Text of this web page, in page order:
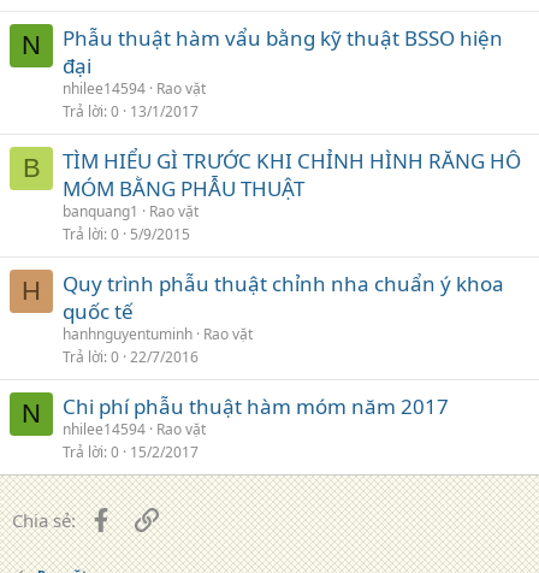
N
Phẫu thuật hàm vẩu bằng kỹ thuật BSSO hiện
đại
nhilee14594 Rao vặt
Trả lời 0 13/1/2017
B
TÌM HIỂU GÌ TRƯỚC KHI CHỈNH HÌNH RĂNG HÔ
MÓM BẰNG PHẪU THUẬT
banquang1
Rao vặt
Trả lời 0 5/9/2015
H
Quy trình phẫu thuật chỉnh nha chuẩn ý khoa
quốc tế
hanhnguyentuminh Rao vặt
Trả lời 0 22/7/2016
N Chi phí phẫu thuật hàm móm năm 2017
nhilee14594 Rao vặt
Trả lời 0 15/2/2017
Chia sẻ: FacebookLiên kết